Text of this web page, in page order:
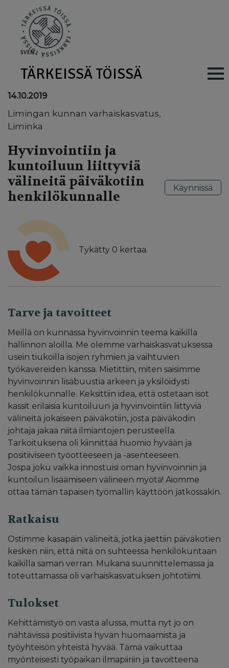
SVEN
TÄRKEISSÄ TÖISSÄ Main
14.10.2019
Limingan kunnan varhaiskasvatus,
Liminka
Hyvinvointiin ja
kuntoiluun liittyviä
välineitä päiväkotiin
henkilökunnalle
Tykätty 0 kertaa.
Käynnissä
Tarve ja tavoitteet
Meillä on kunnassa hyvinvoinnin teema kaikilla
hallinnon aloilla. Me olemme varhaiskasvatuksessa
usein tiukoilla isojen ryhmien ja vaihtuvien
työkavereiden kanssa. Mietittiin, miten saisimme
hyvinvoinnin lisäbuustia arkeen ja yksilöidysti
henkilökunnalle. Keksittiin idea, että ostetaan isot
kassit erilaisia kuntoiluun ja hyvinvointiin liittyviä
välineitä jokaiseen päiväkotiin, josta päiväkodin
johtaja jakaa niitä ilmiantojen perusteella.
Tarkoituksena oli kiinnittää huomio hyvään ja
positiiviseen työotteeseen ja -asenteeseen.
Jospa joku vaikka innostuisi oman hyvinvoinnin ja
kuntoilun lisäämiseen välineen myötä! Aiomme
ottaa tämän tapaisen työmallin käyttöön jatkossakin.
Ratkaisu
Ostimme kasapäin välineitä, jotka jaettiin päiväkotien
kesken niin, että niitä on suhteessa henkilökuntaan
kaikilla saman verran. Mukana suunnittelemassa ja
toteuttamassa oli varhaiskasvatuksen johtotiimi.
Tulokset
Kehittämistyö on vasta alussa, mutta nyt jo on
nähtävissä positiivista hyvän huomaamista ja
työyhteisön yhteistä hyvää. Tämä vaikuttaa
myönteisesti työpaikan ilmapiiriin ja tavoitteena